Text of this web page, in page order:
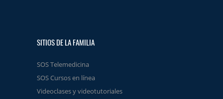
SITIOS DE LA FAMILIA
SOS Telemedicina
SOS Cursos en línea
Videoclases y videotutoriales